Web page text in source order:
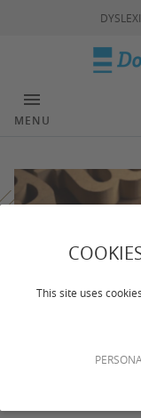
This site uses
MENU